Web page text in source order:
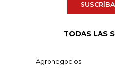
TODAS LAS
Agronegocios